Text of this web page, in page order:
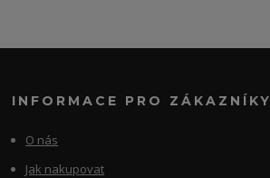
INFORMACE PRO ZÁKAZNÍKY
O nás
Jak nakupovat